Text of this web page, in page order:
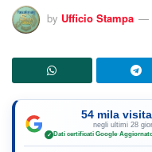
by Ufficio Stampa
54 mila
negli ultimi 28
✓ Dati certificati Google·